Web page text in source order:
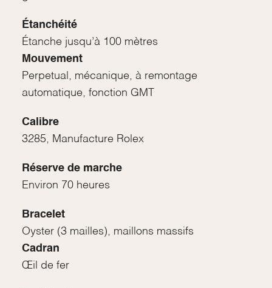
Étanchéité
Étanche jusqu’à 100 mètres
Mouvement
Perpetual, mécanique, à remontage
automatique, fonction GMT
Calibre
3285, Manufacture Rolex
Réserve de marche
Environ 70 heures
Bracelet
Oyster (3 mailles), maillons massifs
Cadran
Œil de fer